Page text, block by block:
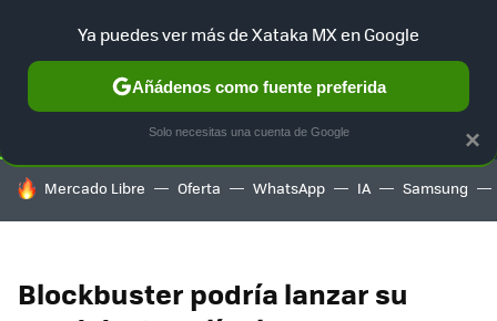
SELECCIÓN GAMING HOME AUTO TERRITORIO
HOY SE HABLA DE
Mercado Libre Oferta WhatsApp IA Samsung
Blockbuster podría lanzar su
×
Ya puedes ver más de Xataka MX en Google
Añádenos como fuente preferida
Solo necesitas una cuenta de Google